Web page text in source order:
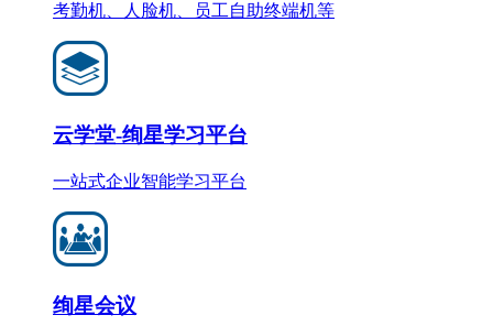
考勤机、人脸机、员工自助终端机等
云学堂-绚星学习平台
一站式企业智能学习平台
绚星会议